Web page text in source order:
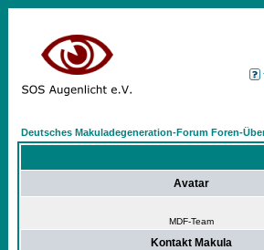
Deutsches Makuladegeneration-Forum Foren-
Avatar
MDF-Team
Kontakt Makula